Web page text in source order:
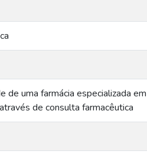
de uma farmácia especializada
de consulta farmacêutica